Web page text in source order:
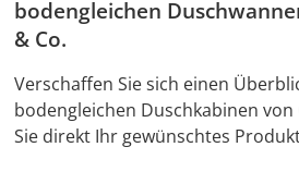
bodengleichen
& Co.
Verschaffen Sie sich einen
bodengleichen Duschkabinen
Sie direkt Ihr gewünschtes